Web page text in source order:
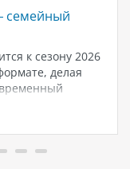
семейный
к сезону 2026
делая
для тех,